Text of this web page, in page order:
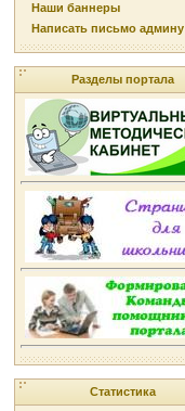
Наши баннеры
Написать письмо админу
Разделы портала
Статистика